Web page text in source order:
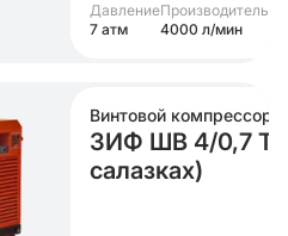
Давление
7 атм
4000 л/мин
Винтовой компрессор
ЗИФ ШВ 4/0,7 Т
салазках)